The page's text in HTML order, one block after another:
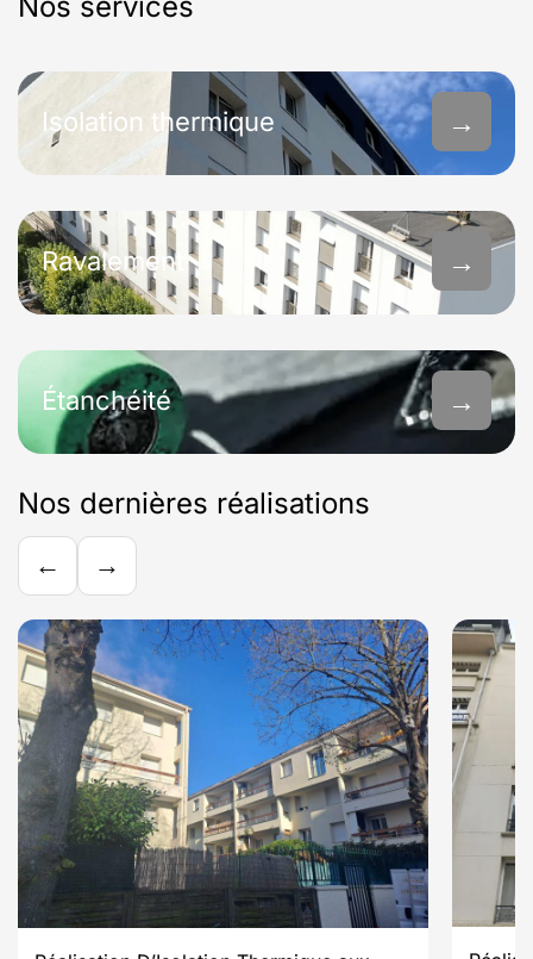
Nos services
Isolation thermique →
Ravalement →
Étanchéité →
Nos dernières réalisations
← →